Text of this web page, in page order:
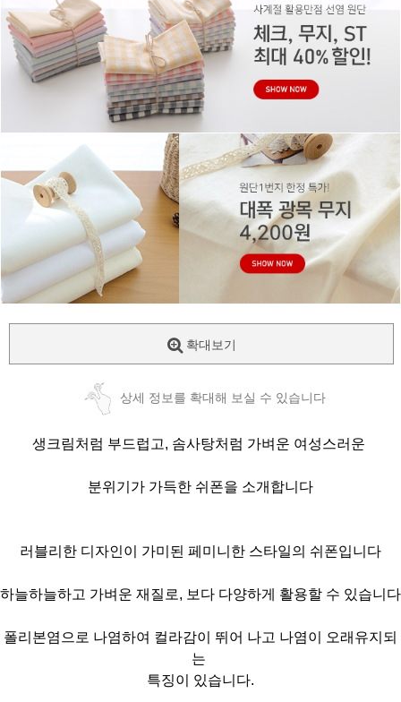
확대보기
상세 정보를 확대해 보실 수 있습니다
생크림처럼 부드럽고, 솜사탕처럼 가벼운 여성스러운
분위기가 가득한 쉬폰을 소개합니다
러블리한 디자인이 가미된 페미니한 스타일의 쉬폰입니다
하늘하늘하고 가벼운 재질로, 보다 다양하게 활용할 수 있습니다
폴리본염으로 나염하여 컬라감이 뛰어 나고 나염이 오래유지되
는
특징이 있습니다.